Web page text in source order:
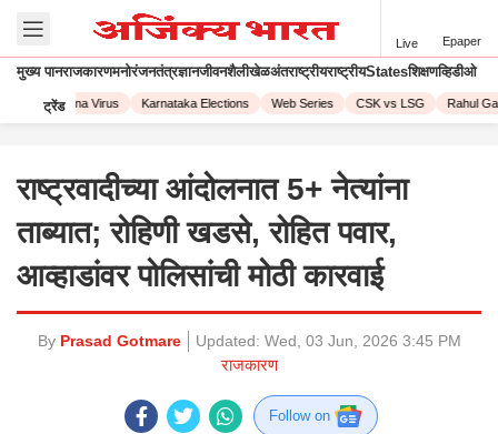
Live Epaper
मुख्य पानराजकारणमनोरंजनतंत्रज्ञानजीवनशैलीखेळअंतराष्ट्रीयराष्ट्रीयStatesशिक्षणव्हिडीओ
ट्रेंड
Corona Virus Karnataka Elections Web Series CSK vs LSG Rahul
राष्ट्रवादीच्या आंदोलनात 5+ नेत्यांना
ताब्यात; रोहिणी खडसे, रोहित पवार,
आव्हाडांवर पोलिसांची मोठी कारवाई
By Prasad Gotmare Updated: Wed, 03 Jun, 2026 3:45 PM
राजकारण
Follow on